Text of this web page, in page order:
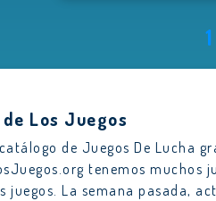
1
Los Juegos
de Juegos De Lucha
tenemos muchos
La semana pasada,